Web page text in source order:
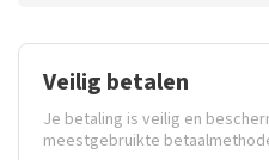
Veilig betalen
Je betaling is veilig en
meestgebruikte